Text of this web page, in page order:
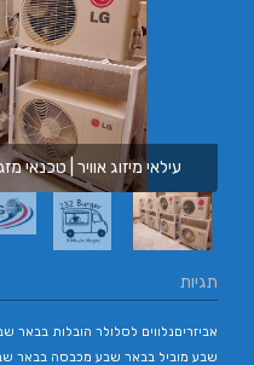
עילאי מיזוג אוויר | טכנאי
תגיות
אביזריםנלווים לסלולר הובלות בבאר שבע
שבע מוביל בבאר שבע מכבסה בבאר שבע